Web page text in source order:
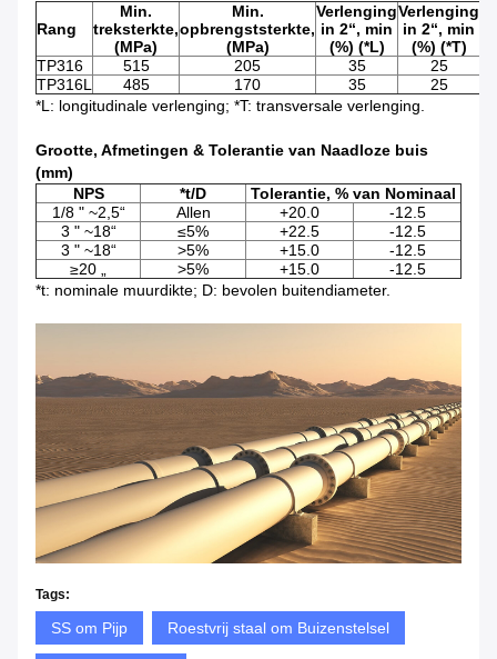
Rang
Min.
treksterkte,
(MPa)
Min.
opbrengststerkte,
(MPa)
Verlenging
in 2“, min
(%) (*L)
Verlenging
in 2“, min
(%) (*T)
TP316
515 205 35
25
TP316L
485 170 35
25
*L: longitudinale verlenging; *T: transversale verlenging.
Grootte, Afmetingen & Tolerantie van Naadloze buis
(mm)
NPS
*t/D
Tolerantie, % van Nominaal
1/8 " ~2,5“
Allen +20.0
-12.5
3 " ~18“
≤5% +22.5
-12.5
3 " ~18“
>5% +15.0
-12.5
≥20 „
>5% +15.0
-12.5
*t: nominale muurdikte; D: bevolen buitendiameter.
Tags:
SS om Pijp Roestvrij staal om Buizenstelsel